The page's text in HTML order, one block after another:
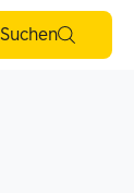
Suchen